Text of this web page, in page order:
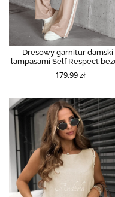
Dresowy garnitur damski
lampasami Self Respect
179,99 zł